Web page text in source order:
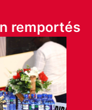
remportés